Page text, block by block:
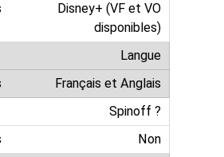
Disney+ (VF et VO
disponibles)
Langue
Français et Anglais
Spinoff ?
Non